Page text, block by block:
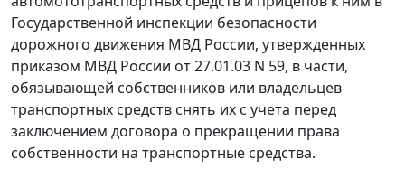
Государственной инспекции безопасности
дорожного движения МВД России, утвержденных
приказом МВД России от 27.01.03 N 59, в части,
обязывающей собственников или владельцев
транспортных средств снять их с учета перед
заключением договора о прекращении права
собственности на транспортные средства.